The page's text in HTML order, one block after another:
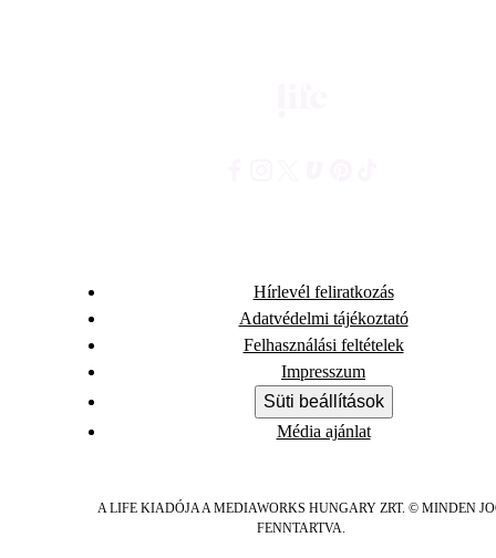
Hírlevél feliratkozás
Adatvédelmi tájékoztató
Felhasználási feltételek
Impresszum
Süti beállítások
Média ajánlat
A LIFE KIADÓJA A MEDIAWORKS HUNGARY ZRT. © MINDEN
FENNTARTVA.